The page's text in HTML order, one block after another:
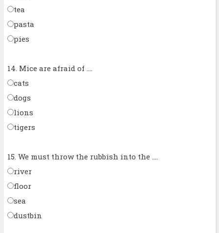
tea
pasta
pies
14. Mice are afraid of ....
cats
dogs
lions
tigers
15. We must throw the rubbish into the ....
river
floor
sea
dustbin